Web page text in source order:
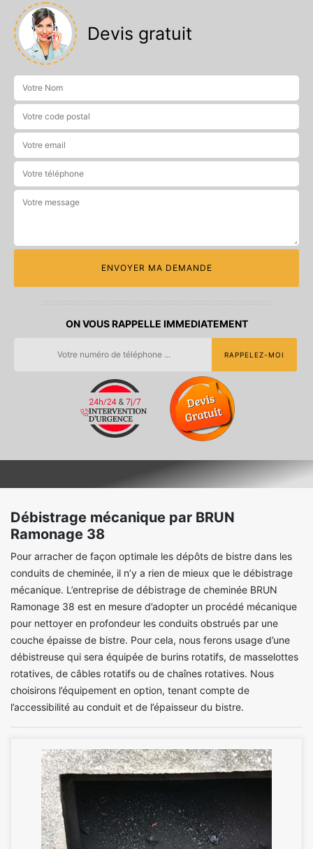
Devis gratuit
ON VOUS RAPPELLE IMMEDIATEMENT
Débistrage mécanique par BRUN
Ramonage 38
Pour arracher de façon optimale les dépôts de bistre dans les
conduits de cheminée, il n’y a rien de mieux que le débistrage
mécanique. L’entreprise de débistrage de cheminée BRUN
Ramonage 38 est en mesure d’adopter un procédé mécanique
pour nettoyer en profondeur les conduits obstrués par une
couche épaisse de bistre. Pour cela, nous ferons usage d’une
débistreuse qui sera équipée de burins rotatifs, de masselottes
rotatives, de câbles rotatifs ou de chaînes rotatives. Nous
choisirons l’équipement en option, tenant compte de
l’accessibilité au conduit et de l’épaisseur du bistre.